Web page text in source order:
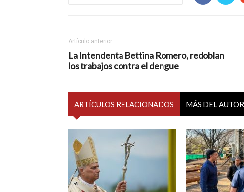
Artículo anterior
La Intendenta Bettina Romero, redoblan
los trabajos contra el dengue
ARTÍCULOS RELACIONADOS MÁS DEL AUTOR